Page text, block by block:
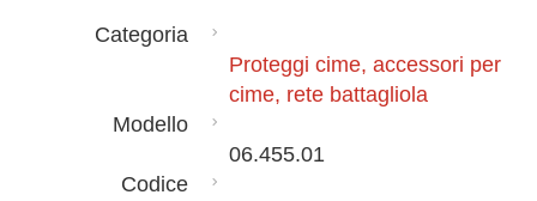
Categoria
Proteggi cime, accessori per
cime, rete battagliola
Modello
06.455.01
Codice